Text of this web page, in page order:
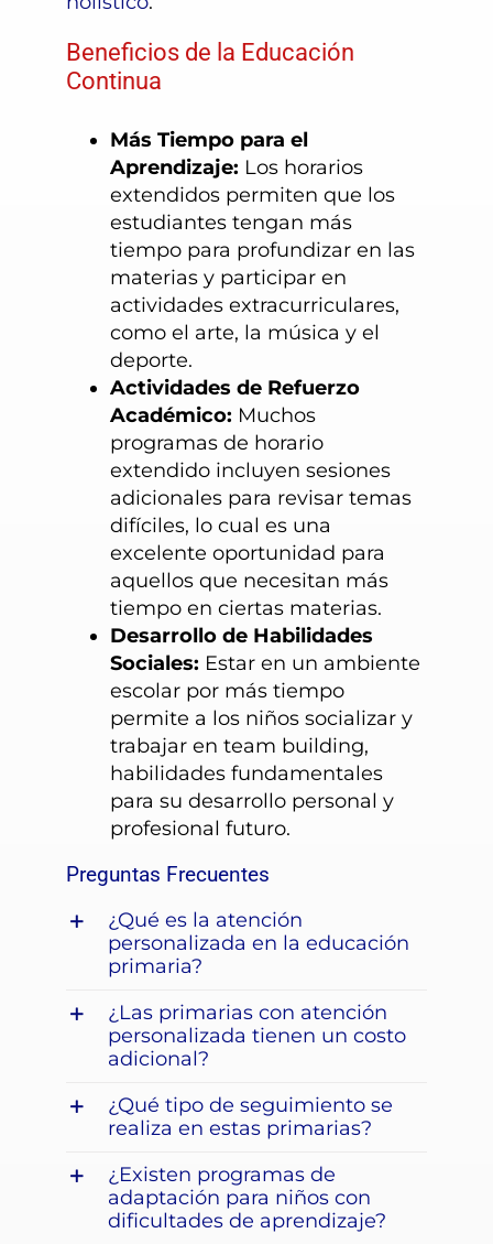
Beneficios de la Educación
Continua
Más Tiempo para el
Aprendizaje: Los horarios
extendidos permiten que los
estudiantes tengan más
tiempo para profundizar en las
materias y participar en
actividades extracurriculares,
como el arte, la música y el
deporte.
Actividades de Refuerzo
Académico: Muchos
programas de horario
extendido incluyen sesiones
adicionales para revisar temas
difíciles, lo cual es una
excelente oportunidad para
aquellos que necesitan más
tiempo en ciertas materias.
Desarrollo de Habilidades
Sociales: Estar en un ambiente
escolar por más tiempo
permite a los niños socializar y
trabajar en team building,
habilidades fundamentales
para su desarrollo personal y
profesional futuro.
Preguntas Frecuentes
¿Qué es la atención
personalizada en la educación
primaria?
¿Las primarias con atención
personalizada tienen un costo
adicional?
¿Qué tipo de seguimiento se
realiza en estas primarias?
¿Existen programas de
adaptación para niños con
dificultades de aprendizaje?